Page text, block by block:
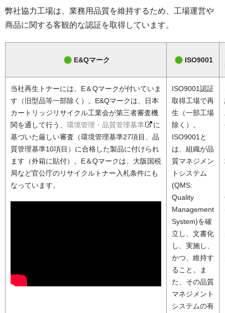
弊社協力工場は、業務用品質を維持するため、工場運営や
商品に関する客観的な認証を取得しています。
E&Qマーク ISO9001
当社再生トナーには、E＆Qマークが付いていま
す（旧型品等一部除く）。E&Qマークは、日本
カートリッジリサイクル工業会が第三者審査機
関を通して行う、 環境管理・品質管理基準
に
基づいた厳しい審査（環境管理基準27項目、品
質管理基準10項目）に合格した製品に付けられ
ます（外箱に貼付）。E＆Qマークは、大阪国税
局など官公庁のリサイクルトナー入札条件にも
なっています。
ISO9001認証
取得工場で再
生（一部工場
除く）。
ISO9001と
は、組織が品
質マネジメン
トシステム
(QMS:
Quality
Management
System)を確
立し、文書化
し、実施し、
かつ、維持す
ること。ま
た、その品質
マネジメント
システムの有